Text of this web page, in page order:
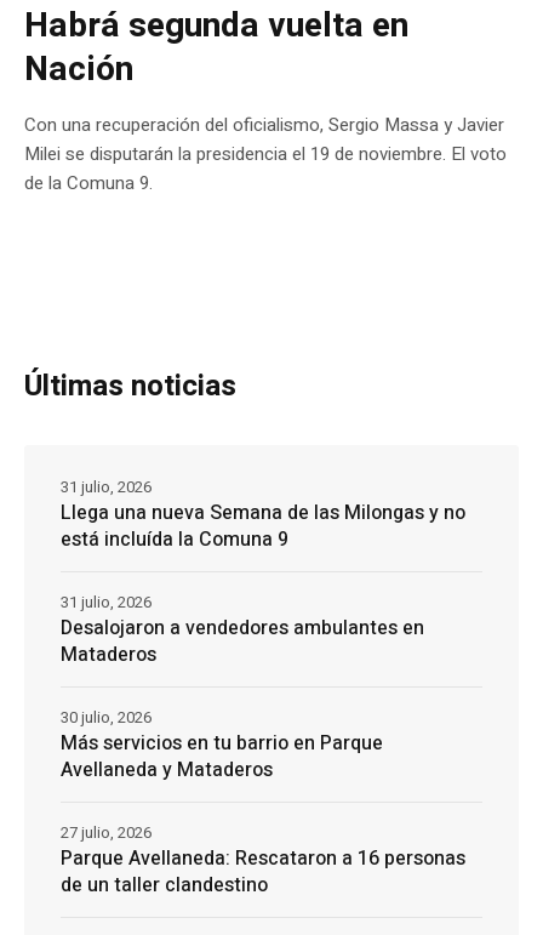
Habrá segunda vuelta en
Nación
Con una recuperación del oficialismo, Sergio Massa y Javier
Milei se disputarán la presidencia el 19 de noviembre. El voto
de la Comuna 9.
Últimas noticias
Llega una nueva Semana de las Milongas y no
está incluída la Comuna 9
31 julio, 2026
Desalojaron a vendedores ambulantes en
Mataderos
31 julio, 2026
Más servicios en tu barrio en Parque
Avellaneda y Mataderos
30 julio, 2026
Parque Avellaneda: Rescataron a 16 personas
de un taller clandestino
27 julio, 2026